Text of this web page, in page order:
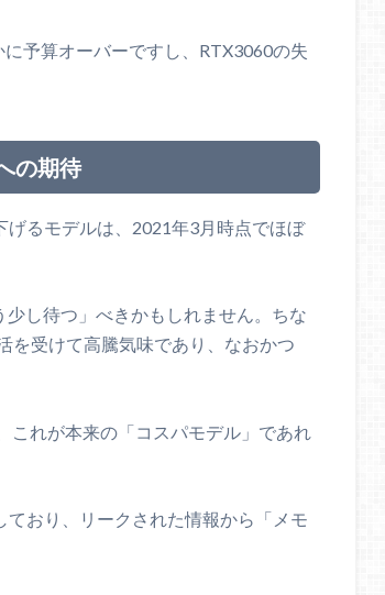
予算オーバーですし、RTX3060の失
の期待
るモデルは、2021年3月時点でほぼ
し待つ」べきかもしれません。ちな
を受けて高騰気味であり、なおかつ
これが本来の「コスパモデル」であれ
おり、リークされた情報から「メモ